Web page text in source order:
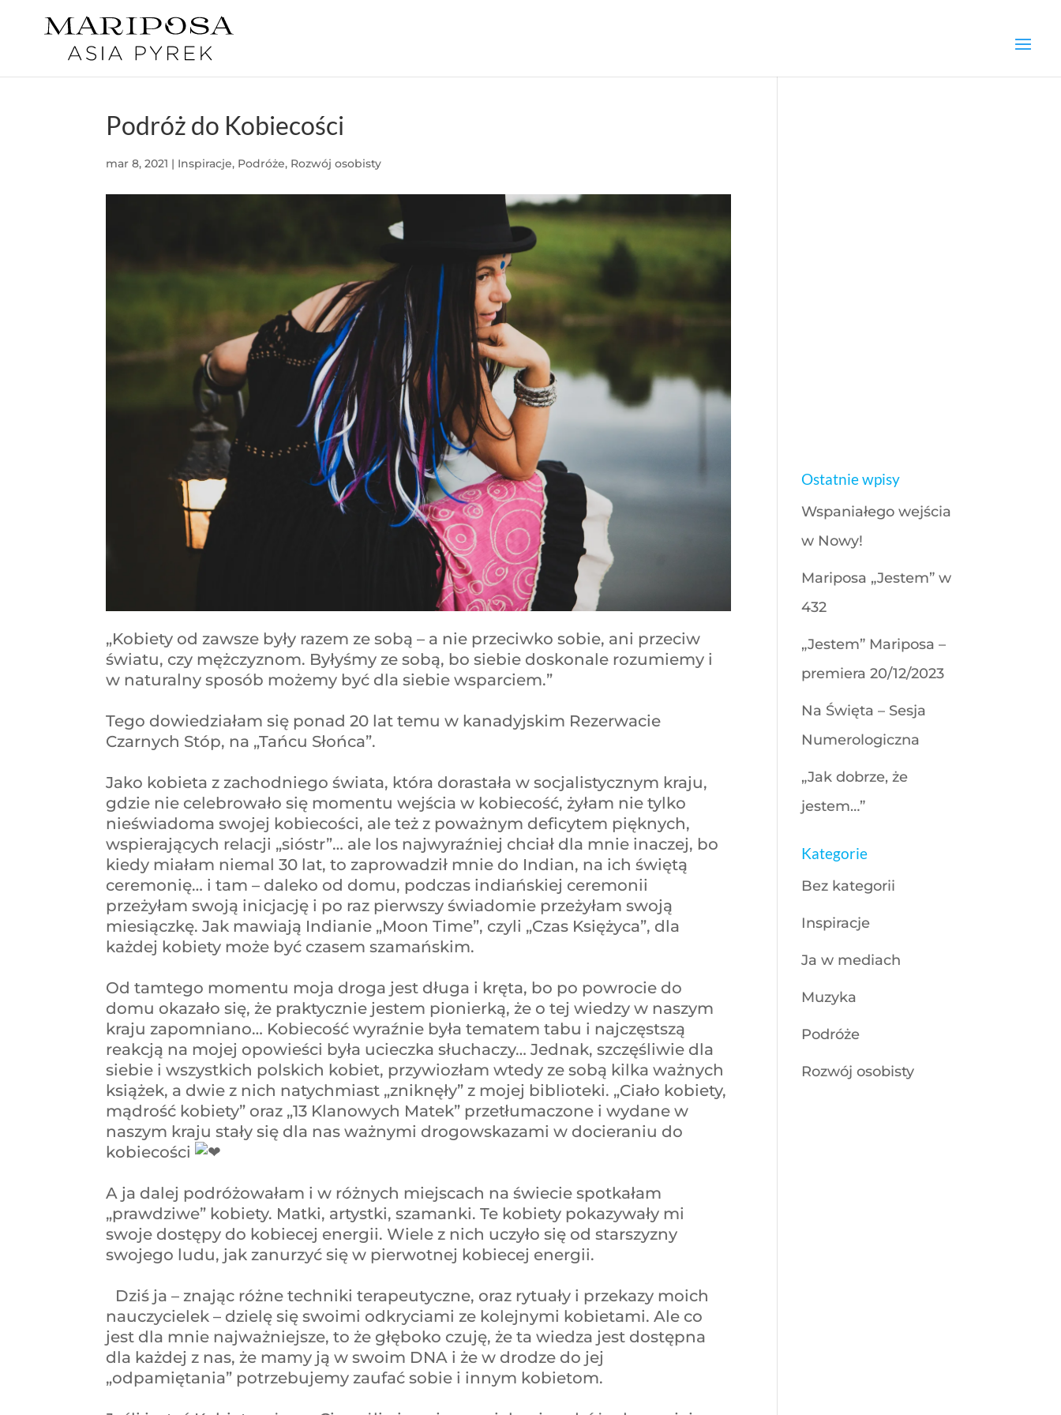
Podróż do Kobiecości
mar 8, 2021 | Inspiracje, Podróże, Rozwój osobisty
„Kobiety od zawsze były razem ze sobą – a nie przeciwko sobie, ani przeciw
światu, czy mężczyznom. Byłyśmy ze sobą, bo siebie doskonale rozumiemy i
w naturalny sposób możemy być dla siebie wsparciem.”
Tego dowiedziałam się ponad 20 lat temu w kanadyjskim Rezerwacie
Czarnych Stóp, na „Tańcu Słońca”.
Jako kobieta z zachodniego świata, która dorastała w socjalistycznym kraju,
gdzie nie celebrowało się momentu wejścia w kobiecość, żyłam nie tylko
nieświadoma swojej kobiecości, ale też z poważnym deficytem pięknych,
wspierających relacji „sióstr”… ale los najwyraźniej chciał dla mnie inaczej, bo
kiedy miałam niemal 30 lat, to zaprowadził mnie do Indian, na ich świętą
ceremonię… i tam – daleko od domu, podczas indiańskiej ceremonii
przeżyłam swoją inicjację i po raz pierwszy świadomie przeżyłam swoją
miesiączkę. Jak mawiają Indianie „Moon Time”, czyli „Czas Księżyca”, dla
każdej kobiety może być czasem szamańskim.
Od tamtego momentu moja droga jest długa i kręta, bo po powrocie do
domu okazało się, że praktycznie jestem pionierką, że o tej wiedzy w naszym
kraju zapomniano… Kobiecość wyraźnie była tematem tabu i najczęstszą
reakcją na mojej opowieści była ucieczka słuchaczy… Jednak, szczęśliwie dla
siebie i wszystkich polskich kobiet, przywiozłam wtedy ze sobą kilka ważnych
książek, a dwie z nich natychmiast „zniknęły” z mojej biblioteki. „Ciało kobiety,
mądrość kobiety” oraz „13 Klanowych Matek” przetłumaczone i wydane w
naszym kraju stały się dla nas ważnymi drogowskazami w docieraniu do
kobiecości
A ja dalej podróżowałam i w różnych miejscach na świecie spotkałam
„prawdziwe” kobiety. Matki, artystki, szamanki. Te kobiety pokazywały mi
swoje dostępy do kobiecej energii. Wiele z nich uczyło się od starszyzny
swojego ludu, jak zanurzyć się w pierwotnej kobiecej energii.
Dziś ja – znając różne techniki terapeutyczne, oraz rytuały i przekazy moich
nauczycielek – dzielę się swoimi odkryciami ze kolejnymi kobietami. Ale co
jest dla mnie najważniejsze, to że głęboko czuję, że ta wiedza jest dostępna
dla każdej z nas, że mamy ją w swoim DNA i że w drodze do jej
„odpamiętania” potrzebujemy zaufać sobie i innym kobietom.
Ostatnie wpisy
Wspaniałego wejścia
w Nowy!
Mariposa „Jestem” w
432
„Jestem” Mariposa –
premiera 20/12/2023
Na Święta – Sesja
Numerologiczna
„Jak dobrze, że
jestem…”
Kategorie
Bez kategorii
Inspiracje
Ja w mediach
Muzyka
Podróże
Rozwój osobisty